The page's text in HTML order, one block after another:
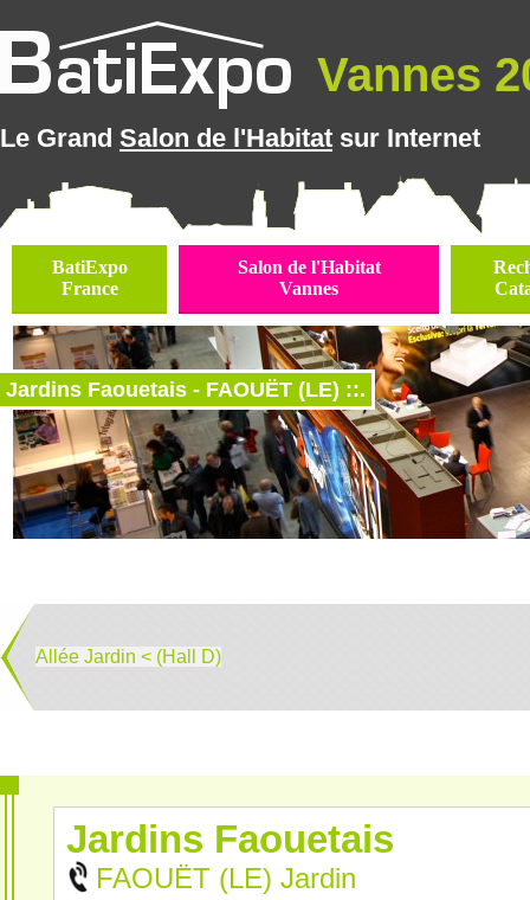
Vannes
Le Grand Salon de l'Habitat sur Internet
BatiExpo
France
Salon de l'Habitat
Vannes
Jardins Faouetais - FAOUËT (LE) ::.
Allée Jardin < (Hall D)
Jardins Faouetais
FAOUËT (LE) Jardin